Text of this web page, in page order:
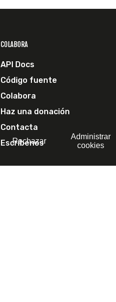
COLABORA
API Docs
Código fuente
Colabora
Haz una donación
Contacta
Escríbenos
Rechazar
Administrar
cookies